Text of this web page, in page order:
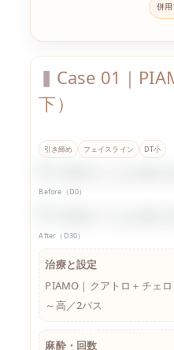
併用
Case 01｜
下）
引き締め フェイスライン DT小
Before（D0）
After（D30）
治療と設定
PIAMO｜クアトロ＋チェ
～高／2パス
麻酔・回数